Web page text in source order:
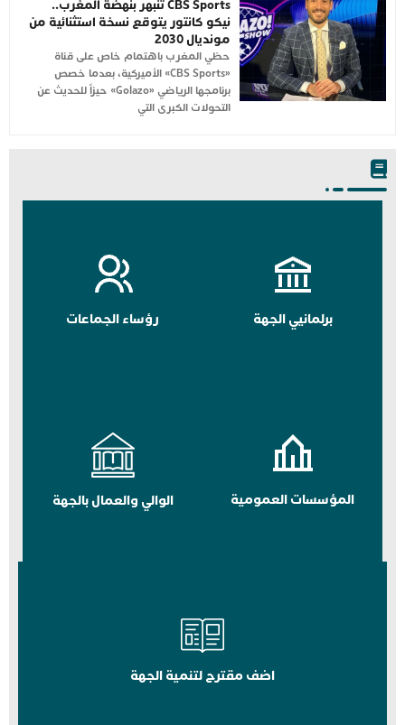
CBS Sports تنبهر بنهضة المغرب..
نيكو كانتور يتوقع نسخة استثنائية من
مونديال 2030
حظي المغرب باهتمام خاص على قناة
«CBS Sports» الأميركية، بعدما خصص
برنامجها الرياضي «Golazo» حيزاً للحديث عن
التحولات الكبرى التي
برلمانيي الجهة رؤساء الجماعات
المؤسسات العمومية الوالي والعمال بالجهة
اضف مقترح لتنمية الجهة